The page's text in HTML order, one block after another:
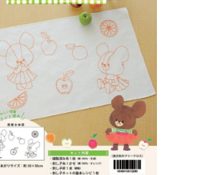
サート
ツ(クイズ・AR・診断・占